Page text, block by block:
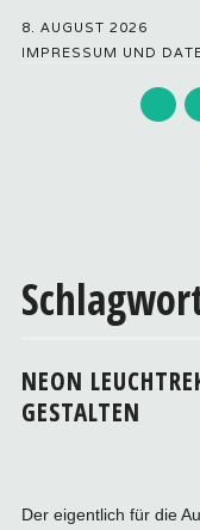
8. AUGUST 2026
IMPRESSUM UND
springen
NEON
GESTALTEN
Der eigentlich für die